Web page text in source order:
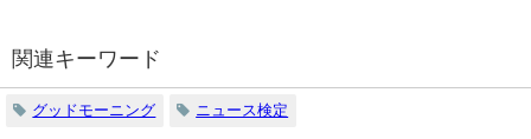
関連キーワード
グッドモーニング ニュース検定